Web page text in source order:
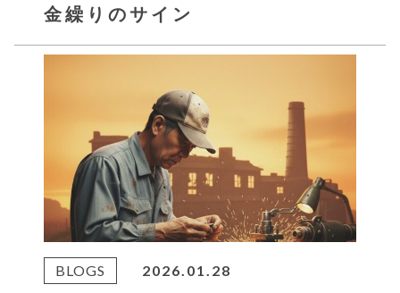
金繰りのサイン
BLOGS 2026.01.28